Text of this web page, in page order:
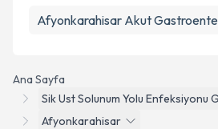
Ana Sayfa
Sik Ust Solunum Yolu Enfeksiyonu
Afyonkarahisar
Afyonkarahisar Akut